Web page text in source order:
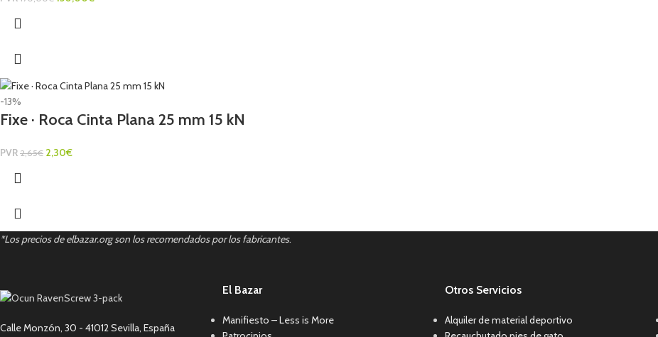
-13%
Fixe · Roca Cinta Plana 25 mm 15 kN
PVR 2,65€ 2,30€
*Los precios de elbazar.org son los recomendados por los fabricantes.
Calle Monzón, 30 - 41012 Sevilla, España
El Bazar
Manifiesto – Less is More
Otros Servicios
Alquiler de material deportivo